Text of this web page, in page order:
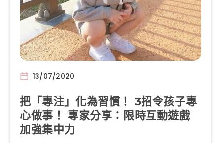
13/07/2020
把「專注」化為習慣！ 3招令孩子專
心做事！ 專家分享：限時互動遊戲
加強集中力